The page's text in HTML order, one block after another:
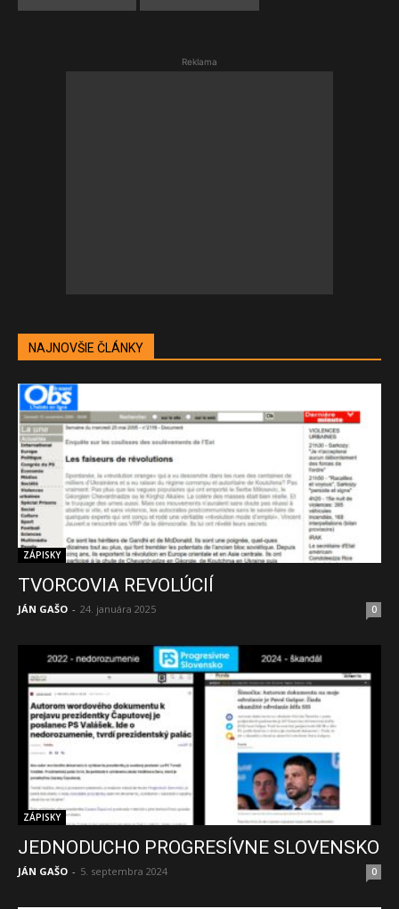
Reklama
NAJNOVŠIE ČLÁNKY
ZÁPISKY
TVORCOVIA REVOLÚCIÍ
JÁN GAŠO - 24. januára 2025 0
ZÁPISKY
JEDNODUCHO PROGRESÍVNE SLOVENSKO
JÁN GAŠO - 5. septembra 2024 0